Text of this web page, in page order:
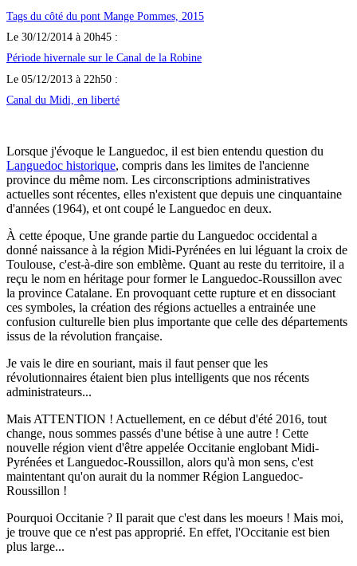
Tags du côté du pont Mange Pommes, 2015
Le 30/12/2014 à 20h45 :
Période hivernale sur le Canal de la Robine
Le 05/12/2013 à 22h50 :
Canal du Midi, en liberté
Lorsque j'évoque le Languedoc, il est bien entendu question du
Languedoc historique, compris dans les limites de l'ancienne
province du même nom. Les circonscriptions administratives
actuelles sont récentes, elles n'existent que depuis une cinquantaine
d'années (1964), et ont coupé le Languedoc en deux.
À cette époque, Une grande partie du Languedoc occidental a
donné naissance à la région Midi-Pyrénées en lui léguant la croix de
Toulouse, c'est-à-dire son emblème. Quant au reste du territoire, il a
reçu le nom en héritage pour former le Languedoc-Roussillon avec
la province Catalane. En provoquant cette rupture et en dissociant
ces symboles, la création des régions actuelles a entrainée une
confusion culturelle bien plus importante que celle des départements
issus de la révolution française.
Je vais le dire en souriant, mais il faut penser que les
révolutionnaires étaient bien plus intelligents que nos récents
administrateurs...
Mais ATTENTION ! Actuellement, en ce début d'été 2016, tout
change, nous sommes passés d'une bétise à une autre ! Cette
nouvelle région vient d'être appelée Occitanie englobant Midi-
Pyrénées et Languedoc-Roussillon, alors qu'à mon sens, c'est
maintentant qu'on aurait du la nommer Région Languedoc-
Roussillon !
Pourquoi Occitanie ? Il parait que c'est dans les moeurs ! Mais moi,
je trouve que ce n'est pas approprié. En effet, l'Occitanie est bien
plus large...